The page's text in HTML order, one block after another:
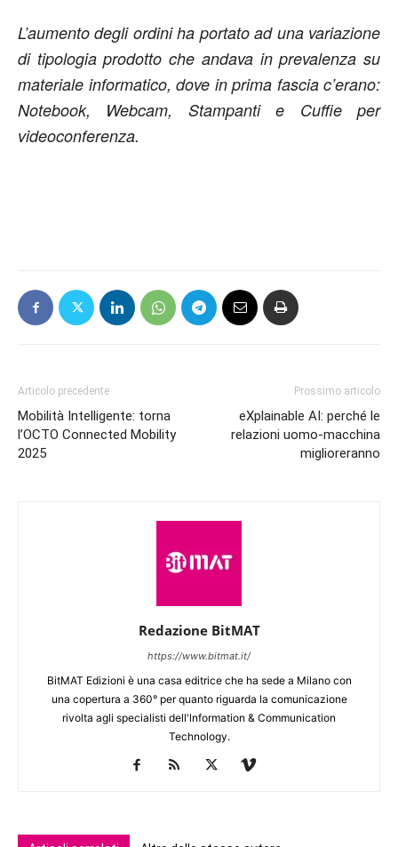
L’aumento degli ordini ha portato ad una variazione
di tipologia prodotto che andava in prevalenza su
materiale informatico, dove in prima fascia c’erano:
Notebook, Webcam, Stampanti e Cuffie per
videoconferenza.
Articolo precedente
Mobilità Intelligente: torna
l’OCTO Connected Mobility
2025
Prossimo articolo
eXplainable AI: perché le
relazioni uomo-macchina
miglioreranno
Redazione BitMAT
https://www.bitmat.it/
BitMAT Edizioni è una casa editrice che ha sede a Milano con
una copertura a 360° per quanto riguarda la comunicazione
rivolta agli specialisti dell'lnformation & Communication
Technology.